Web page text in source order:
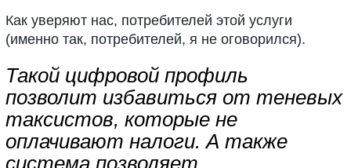
Как уверяют нас, потребителей этой услуги
(именно так, потребителей, я не оговорился).
Такой цифровой профиль
позволит избавиться от теневых
таксистов, которые не
оплачивают налоги. А также
система позволяет